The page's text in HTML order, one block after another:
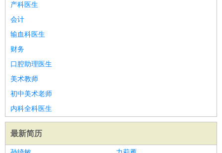
产科医生
会计
输血科医生
财务
口腔助理医生
美术教师
初中美术老师
内科全科医生
最新简历